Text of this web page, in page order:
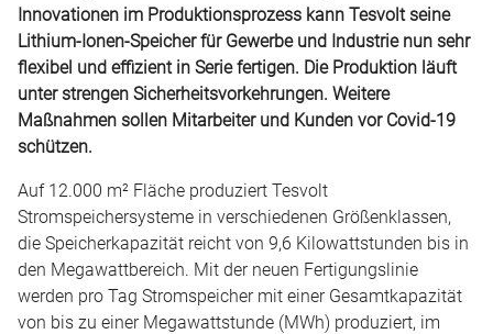
Innovationen im Produktionsprozess kann Tesvolt seine
Lithium-Ionen-Speicher für Gewerbe und Industrie nun sehr
flexibel und effizient in Serie fertigen. Die Produktion läuft
unter strengen Sicherheitsvorkehrungen. Weitere
Maßnahmen sollen Mitarbeiter und Kunden vor Covid-19
schützen.
Auf 12.000 m² Fläche produziert Tesvolt
Stromspeichersysteme in verschiedenen Größenklassen,
die Speicherkapazität reicht von 9,6 Kilowattstunden bis in
den Megawattbereich. Mit der neuen Fertigungslinie
werden pro Tag Stromspeicher mit einer Gesamtkapazität
von bis zu einer Megawattstunde (MWh) produziert, im